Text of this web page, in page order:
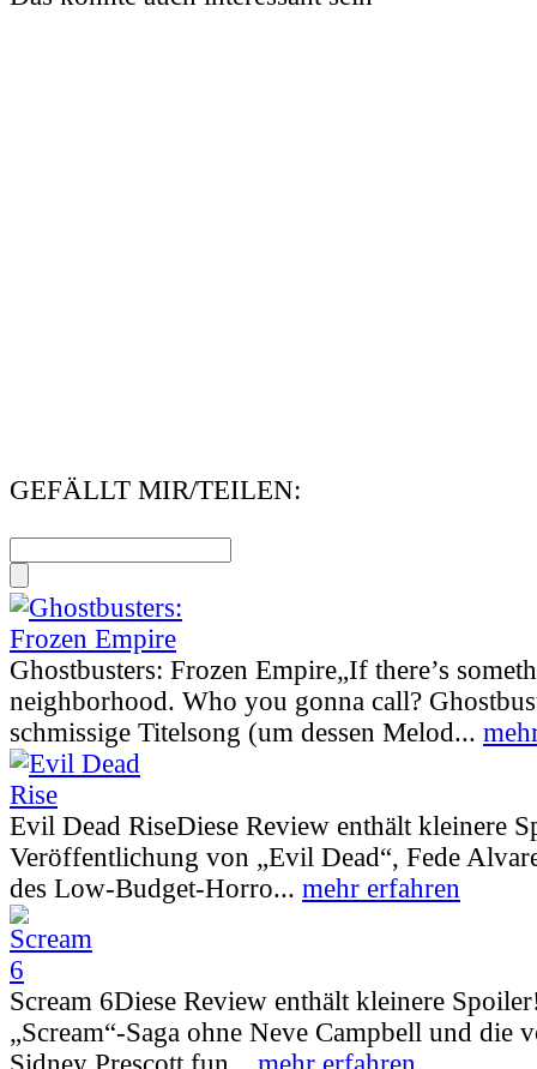
GEFÄLLT MIR/TEILEN:
Ghostbusters: Frozen Empire„If there’s
neighborhood. Who you gonna call?
schmissige Titelsong (um dessen Melod...
Evil Dead RiseDiese Review enthält kleinere
Veröffentlichung von „Evil Dead“, Fede
des Low-Budget-Horro... mehr erfahren
Scream 6Diese Review enthält kleinere
„Scream“-Saga ohne Neve Campbell und die